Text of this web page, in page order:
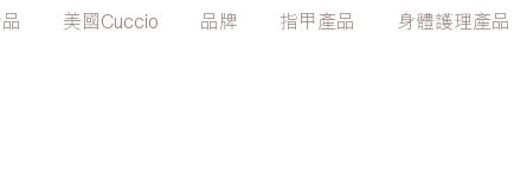
美國Cuccio 品牌 指甲產品 身體護理產品